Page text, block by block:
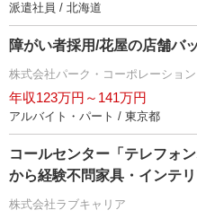
派遣社員 / 北海道
障がい者採用/花屋の店舗バ
株式会社パーク・コーポレーション
年収123万円～141万円
アルバイト・パート / 東京都
コールセンター「テレフォ
から経験不問家具・インテ
株式会社ラブキャリア